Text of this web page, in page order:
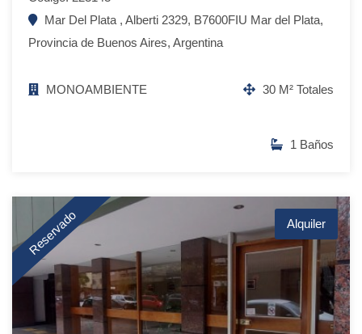
Mar Del Plata , Alberti 2329, B7600FIU Mar del Plata,
Provincia de Buenos Aires, Argentina
MONOAMBIENTE 30 M² Totales
1 Baños
Reservado Alquiler